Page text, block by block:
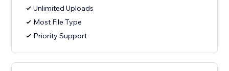
Unlimited Uploads
Most File Type
Priority Support